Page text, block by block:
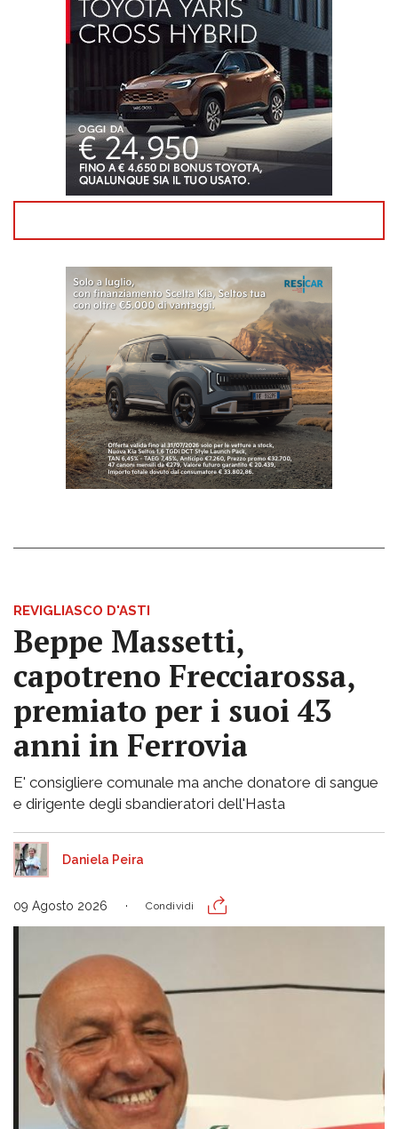
REVIGLIASCO D'ASTI
Beppe Massetti,
capotreno Frecciarossa,
premiato per i suoi 43
anni in Ferrovia
E' consigliere comunale ma anche donatore di sangue
e dirigente degli sbandieratori dell'Hasta
Daniela Peira
09 Agosto 2026 Condividi